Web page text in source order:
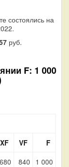
состоялись на
руб.
F: 1 000
XF VF
F
840
1 000